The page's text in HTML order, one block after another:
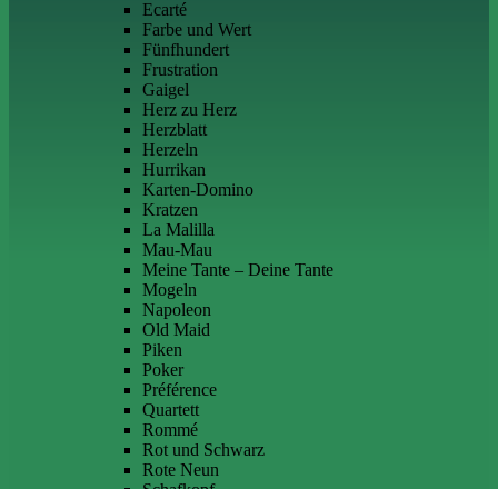
Ecarté
Farbe und Wert
Fünfhundert
Frustration
Gaigel
Herz zu Herz
Herzblatt
Herzeln
Hurrikan
Karten-Domino
Kratzen
La Malilla
Mau-Mau
Meine Tante – Deine Tante
Mogeln
Napoleon
Old Maid
Piken
Poker
Préférence
Quartett
Rommé
Rot und Schwarz
Rote Neun